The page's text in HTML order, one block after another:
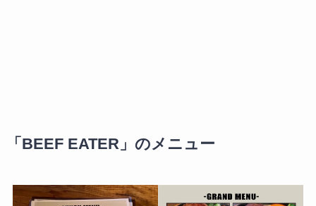
「BEEF EATER」のメニュー